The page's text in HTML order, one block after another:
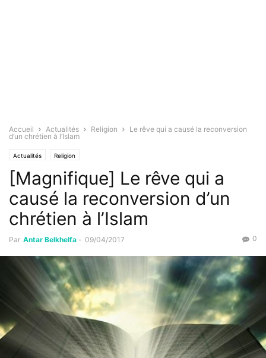
Accueil Actualités Religion
Le rêve qui a causé la reconversion
d’un chrétien à l’Islam
Actualités Religion
[Magnifique] Le rêve qui a
causé la reconversion d’un
chrétien à l’Islam
Par Antar Belkhelfa - 09/04/2017 0